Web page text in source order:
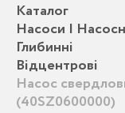
Каталог
Насоси |
Глибинні
Відцентрові
Насос
(40SZ0600000)